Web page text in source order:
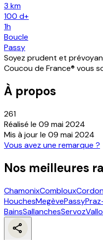
3 km
100 d+
1h
Boucle
Passy
Soyez prudent et
Coucou de France® vous
À propos
261
Réalisé le 09 mai 2024
Mis à jour le 09 mai 2024
Vous avez une remarque ?
Nos meilleures
ChamonixCombloux
HouchesMegèvePassy
BainsSallanchesServoz